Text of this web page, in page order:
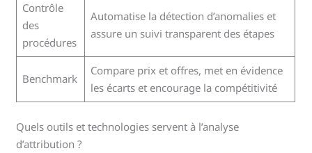
Contrôle
des
procédures
Automatise la détection d’anomalies et
assure un suivi transparent des étapes
Benchmark
Compare prix et offres, met en évidence
les écarts et encourage la compétitivité
Quels outils et technologies servent à l’analyse
d’attribution ?